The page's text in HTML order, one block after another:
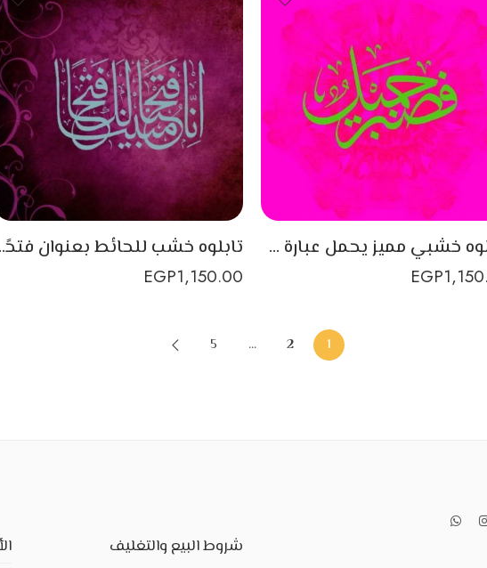
تابلوه خشبي مميز يحمل عبارة فصبر جميل
EGP
تابلوه خشب
EGP1,150.00
1
2
…
5
شروط البيع والتغليف